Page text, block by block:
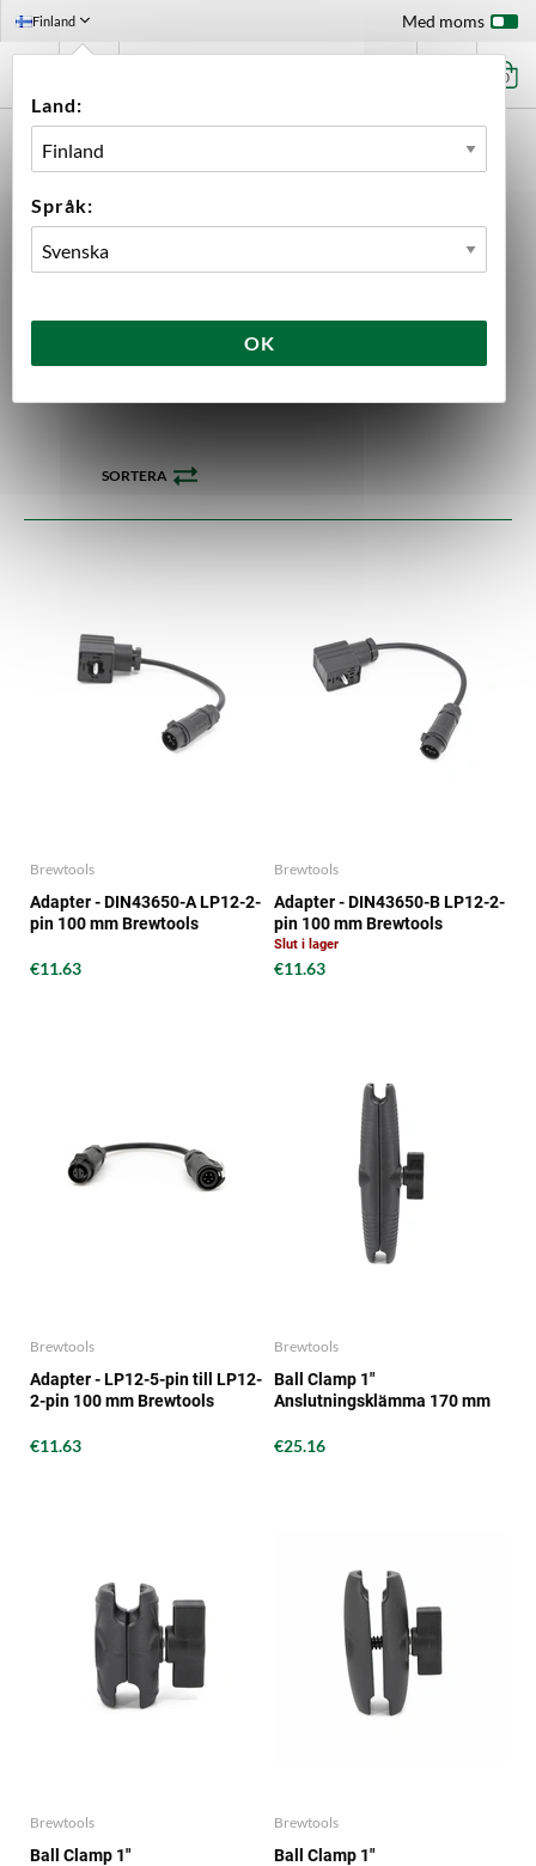
Finland
Land:
Språk:
OK
Med moms
0
Brewtools
Elektronik
82 produkter
SORTERA
Brewtools
Adapter - DIN43650-A LP12-2-
pin 100 mm Brewtools
€11.63
Brewtools
Adapter - DIN43650-B LP12-2-
pin 100 mm Brewtools
Slut i lager
€11.63
Brewtools
Adapter - LP12-5-pin till LP12-
2-pin 100 mm Brewtools
€11.63
Brewtools
Ball Clamp 1"
Anslutningsklämma 170 mm
€25.16
Brewtools
Ball Clamp 1"
Brewtools
Ball Clamp 1"